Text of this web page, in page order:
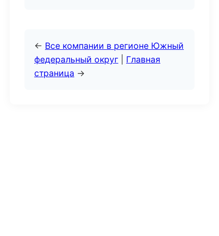
← Все компании в регионе Южный
федеральный округ
Главная
страница →